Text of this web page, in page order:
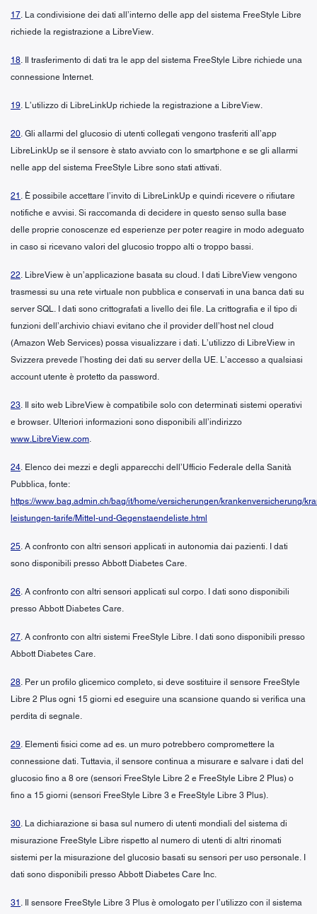
17. La condivisione dei dati all’interno delle app del sistema FreeStyle Libre
richiede la registrazione a LibreView.
18. Il trasferimento di dati tra le app del sistema FreeStyle Libre richiede una
connessione Internet.
19. L’utilizzo di LibreLinkUp richiede la registrazione a LibreView.
20. Gli allarmi del glucosio di utenti collegati vengono trasferiti all’app
LibreLinkUp se il sensore è stato avviato con lo smartphone e se gli allarmi
nelle app del sistema FreeStyle Libre sono stati attivati.
21 . È possibile accettare l’invito di LibreLinkUp e quindi ricevere o rifiutare
notifiche e avvisi. Si raccomanda di decidere in questo senso sulla base
delle proprie conoscenze ed esperienze per poter reagire in modo adeguato
in caso si ricevano valori del glucosio troppo alti o troppo bassi.
22. LibreView è un’applicazione basata su cloud. I dati LibreView vengono
trasmessi su una rete virtuale non pubblica e conservati in una banca dati su
server SQL. I dati sono crittografati a livello dei file. La crittografia e il tipo di
funzioni dell’archivio chiavi evitano che il provider dell’host nel cloud
(Amazon Web Services) possa visualizzare i dati. L’utilizzo di LibreView in
Svizzera prevede l’hosting dei dati su server della UE. L’accesso a qualsiasi
account utente è protetto da password.
23. Il sito web LibreView è compatibile solo con determinati sistemi operativi
e browser. Ulteriori informazioni sono disponibili all’indirizzo
www.LibreView.com.
24. Elenco dei mezzi e degli apparecchi dell’Ufficio Federale della Sanità
Pubblica, fonte:
https://www.bag.admin.ch/bag/it/home/versicherungen/krankenversicherung/
leistungen-tarife/Mittel-und-Gegenstaendeliste.html
25. A confronto con altri sensori applicati in autonomia dai pazienti. I dati
sono disponibili presso Abbott Diabetes Care.
26. A confronto con altri sensori applicati sul corpo. I dati sono disponibili
presso Abbott Diabetes Care.
27. A confronto con altri sistemi FreeStyle Libre. I dati sono disponibili presso
Abbott Diabetes Care.
28. Per un profilo glicemico completo, si deve sostituire il sensore FreeStyle
Libre 2 Plus ogni 15 giorni ed eseguire una scansione quando si verifica una
perdita di segnale.
29. Elementi fisici come ad es. un muro potrebbero compromettere la
connessione dati. Tuttavia, il sensore continua a misurare e salvare i dati del
glucosio fino a 8 ore (sensori FreeStyle Libre 2 e FreeStyle Libre 2 Plus) o
fino a 15 giorni (sensori FreeStyle Libre 3 e FreeStyle Libre 3 Plus).
30. La dichiarazione si basa sul numero di utenti mondiali del sistema di
misurazione FreeStyle Libre rispetto al numero di utenti di altri rinomati
sistemi per la misurazione del glucosio basati su sensori per uso personale. I
dati sono disponibili presso Abbott Diabetes Care Inc.
31 . Il sensore FreeStyle Libre 3 Plus è omologato per l’utilizzo con il sistema